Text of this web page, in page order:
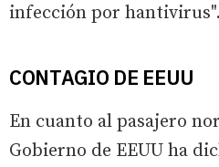
infección por hantivirus".
CONTAGIO DE EEUU
En cuanto al pasajero
Gobierno de EEUU ha